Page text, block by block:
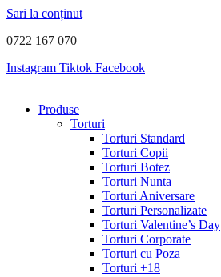
Sari la conținut
0722 167 070
Instagram Tiktok Facebook
Produse
Torturi
Torturi Standard
Torturi Copii
Torturi Botez
Torturi Nunta
Torturi Aniversare
Torturi Personalizate
Torturi Valentine’s Day
Torturi Corporate
Torturi cu Poza
Torturi +18